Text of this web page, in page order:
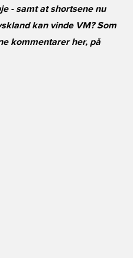
- samt at shortsene nu
kan vinde VM? Som
kommentarer her, på